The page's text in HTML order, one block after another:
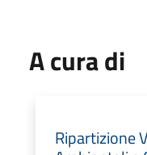
A cura di
Ripartizione